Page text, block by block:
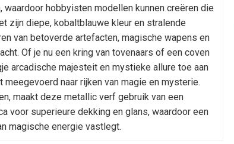
hobbyisten modellen kunnen creëren die
zijn diepe, kobaltblauwe kleur en stralende
van betoverde artefacten, magische wapens en
Of je nu een kring van tovenaars of een coven
arcadische majesteit en mystieke allure toe aan
naar rijken van magie en mysterie.
maakt deze metallic verf gebruik van een
voor superieure dekking en glans, waardoor een
magische energie vastlegt.